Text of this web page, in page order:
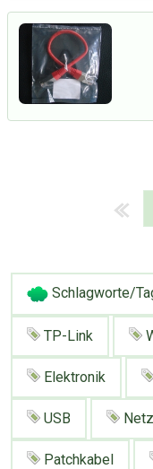
Schlagworte/
TP-Link
Elektronik
USB
Patchkabel